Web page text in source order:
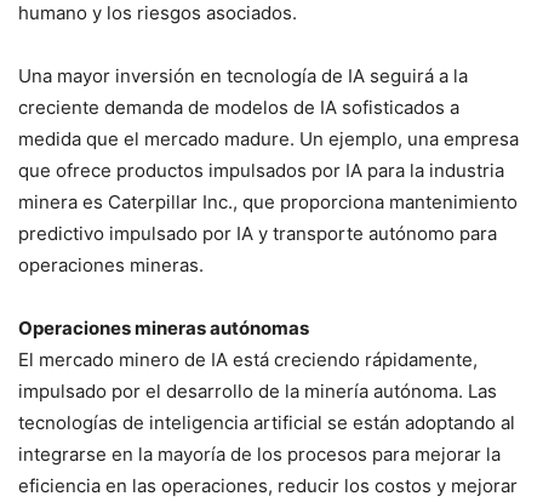
humano y los riesgos asociados.
Una mayor inversión en tecnología de IA seguirá a la
creciente demanda de modelos de IA sofisticados a
medida que el mercado madure. Un ejemplo, una empresa
que ofrece productos impulsados por IA para la industria
minera es Caterpillar Inc., que proporciona mantenimiento
predictivo impulsado por IA y transporte autónomo para
operaciones mineras.
Operaciones mineras autónomas
El mercado minero de IA está creciendo rápidamente,
impulsado por el desarrollo de la minería autónoma. Las
tecnologías de inteligencia artificial se están adoptando al
integrarse en la mayoría de los procesos para mejorar la
eficiencia en las operaciones, reducir los costos y mejorar